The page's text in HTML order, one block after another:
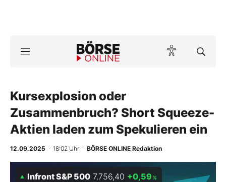
Anlageprodukte
Finanz-Check
Abo & Shop
BO-Musterdepots
Kursexplosion oder
Zusammenbruch? Short Squeeze-
Aktien laden zum Spekulieren ein
12.09.2025 · 18:02 Uhr · BÖRSE ONLINE Redaktion
Infront S&P 500 7.756,40 +0,59 %